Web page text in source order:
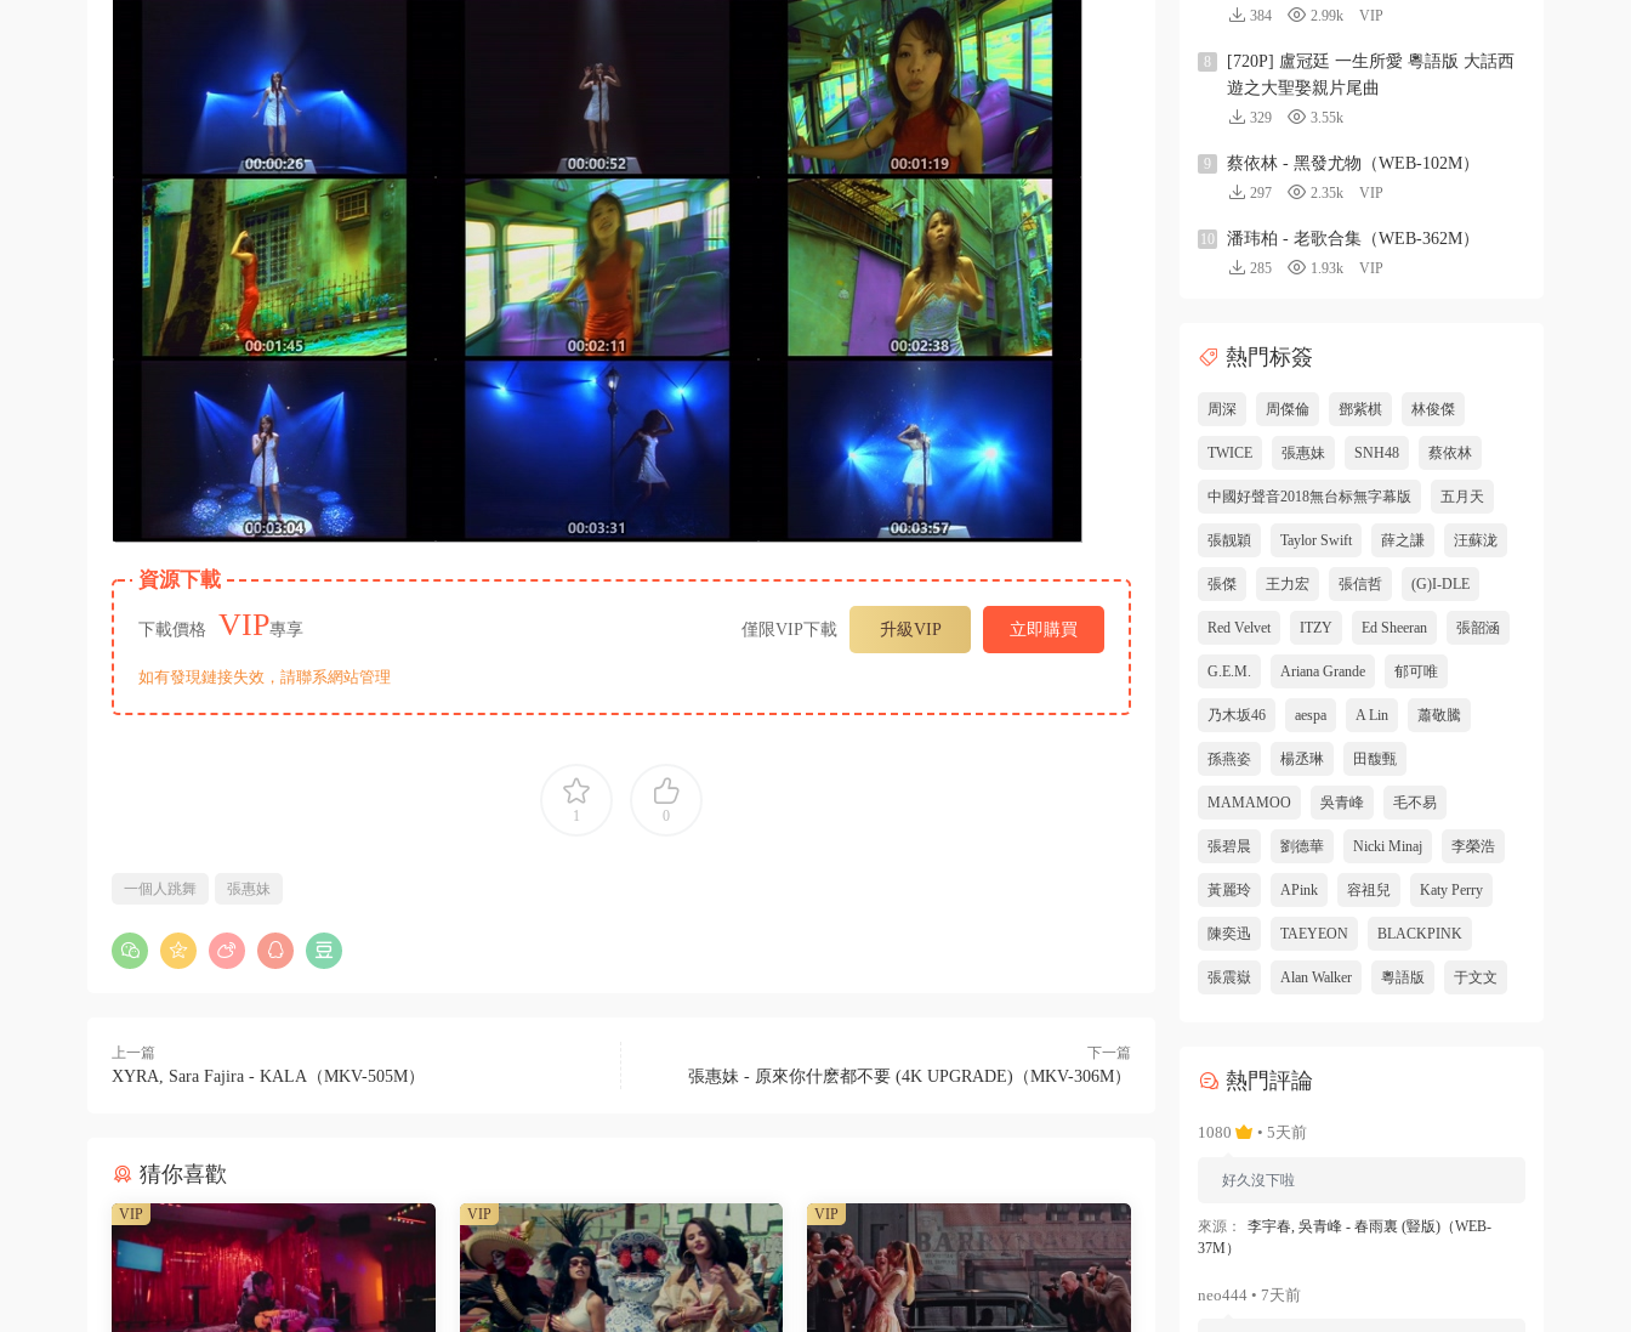
資源下載
下載價格 VIP專享 僅限VIP下載 升級VIP 立即購買
如有發現鏈接失效，請聯系網站管理
1 0
一個人跳舞 張惠妹
上一篇
XYRA, Sara Fajira - KALA（MKV-505M）
下一篇
張惠妹 - 原來你什麽都不要 (4K UPGRADE)（MKV-306M）
猜你喜歡
VIP VIP VIP
384 2.99k VIP
8
[720P] 盧冠廷 一生所愛 粵語版 大話西
遊之大聖娶親片尾曲
329 3.55k
9 蔡依林 - 黑發尤物（WEB-102M）
297 2.35k VIP
10 潘玮柏 - 老歌合集（WEB-362M）
285 1.93k VIP
熱門标簽
周深 周傑倫 鄧紫棋 林俊傑
TWICE 張惠妹 SNH48 蔡依林
中國好聲音2018無台标無字幕版 五月天
張靓穎 Taylor Swift 薛之謙 汪蘇泷
張傑 王力宏 張信哲 (G)I-DLE
Red Velvet ITZY Ed Sheeran 張韶涵
G.E.M. Ariana Grande 郁可唯
乃木坂46 aespa A Lin 蕭敬騰
孫燕姿 楊丞琳 田馥甄
MAMAMOO 吳青峰 毛不易
張碧晨 劉德華 Nicki Minaj 李榮浩
黃麗玲 APink 容祖兒 Katy Perry
陳奕迅 TAEYEON BLACKPINK
張震嶽 Alan Walker 粵語版 于文文
熱門評論
1080 • 5天前
好久沒下啦
來源：
李宇春, 吳青峰 - 春雨裏 (豎版)（WEB-
37M）
neo444 • 7天前